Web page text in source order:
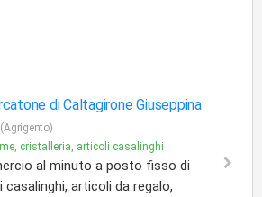
di Caltagirone Giuseppina
(Agrigento)
cristalleria, articoli casalinghi
al minuto a posto fisso di
casalinghi, articoli da regalo,